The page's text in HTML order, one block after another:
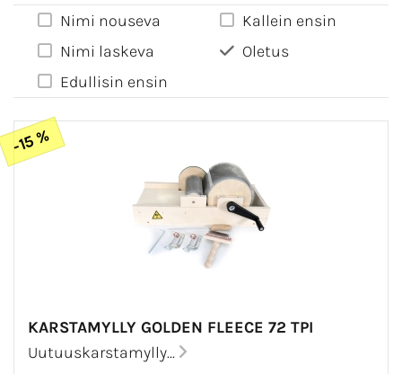
Nimi nouseva
Nimi laskeva
Edullisin ensin
Kallein ensin
Oletus
-15 %
KARSTAMYLLY GOLDEN FLEECE 72 TPI
Uutuuskarstamylly...